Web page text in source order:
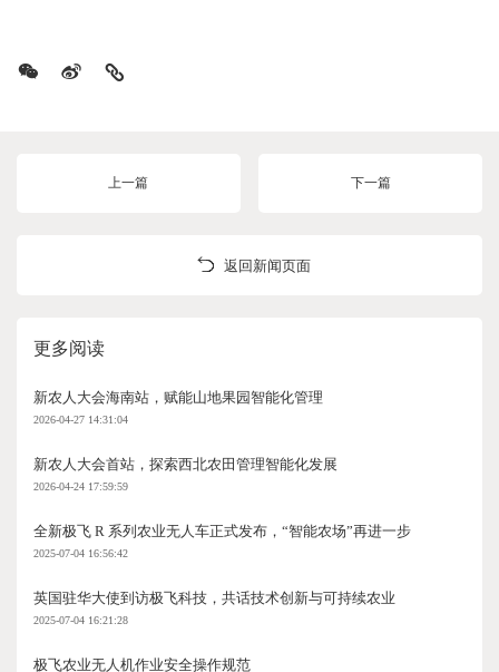
上一篇 下一篇
返回新闻页面
更多阅读
新农人大会海南站，赋能山地果园智能化管理
2026-04-27 14:31:04
新农人大会首站，探索西北农田管理智能化发展
2026-04-24 17:59:59
全新极飞 R 系列农业无人车正式发布，“智能农场”再进一步
2025-07-04 16:56:42
英国驻华大使到访极飞科技，共话技术创新与可持续农业
2025-07-04 16:21:28
极飞农业无人机作业安全操作规范